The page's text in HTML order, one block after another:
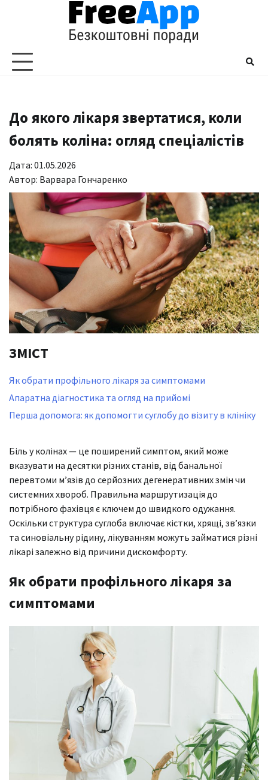
До якого лікаря звертатися, коли
болять коліна: огляд спеціалістів
Дата: 01.05.2026
Автор: Варвара Гончаренко
ЗМІСТ
Як обрати профільного лікаря за симптомами
Апаратна діагностика та огляд на прийомі
Перша допомога: як допомогти суглобу до візиту в клініку
Біль у колінах — це поширений симптом, який може
вказувати на десятки різних станів, від банальної
перевтоми м’язів до серйозних дегенеративних змін чи
системних хвороб. Правильна маршрутизація до
потрібного фахівця є ключем до швидкого одужання.
Оскільки структура суглоба включає кістки, хрящі, зв’язки
та синовіальну рідину, лікуванням можуть займатися різні
лікарі залежно від причини дискомфорту.
Як обрати профільного лікаря за
симптомами